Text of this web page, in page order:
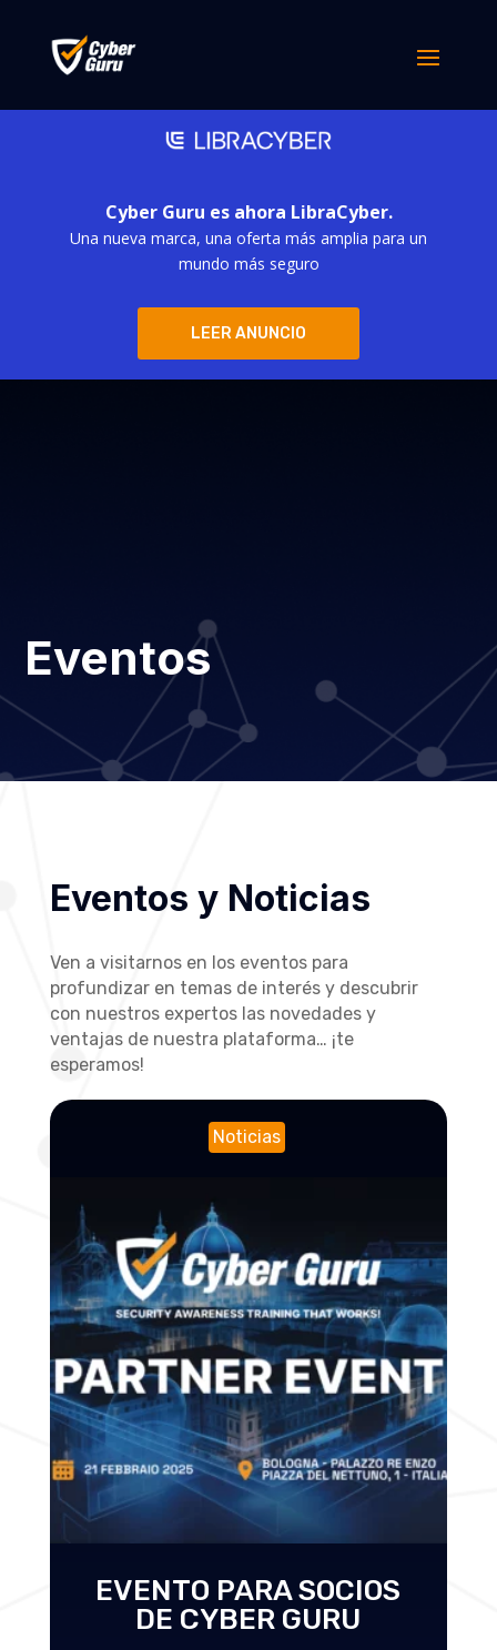
Cyber Guru es ahora LibraCyber.
Una nueva marca, una oferta más amplia para un
mundo más seguro
LEER ANUNCIO
Eventos
Eventos y Noticias
Ven a visitarnos en los eventos para
profundizar en temas de interés y descubrir
con nuestros expertos las novedades y
ventajas de nuestra plataforma… ¡te
esperamos!
Noticias
EVENTO PARA SOCIOS
DE CYBER GURU